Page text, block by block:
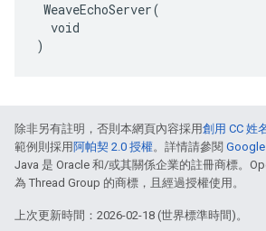
WeaveEchoServer(
  void
)
除非另有註明，否則本網頁內容採用創用 CC 姓
範例則採用 阿帕契 2.0 授權。詳情請參閱
Java 是 Oracle 和/或其關係企業的註冊商標。
為 Thread Group 的商標，且經過授權使用。
上次更新時間：2026-02-18 (世界標準時間)。